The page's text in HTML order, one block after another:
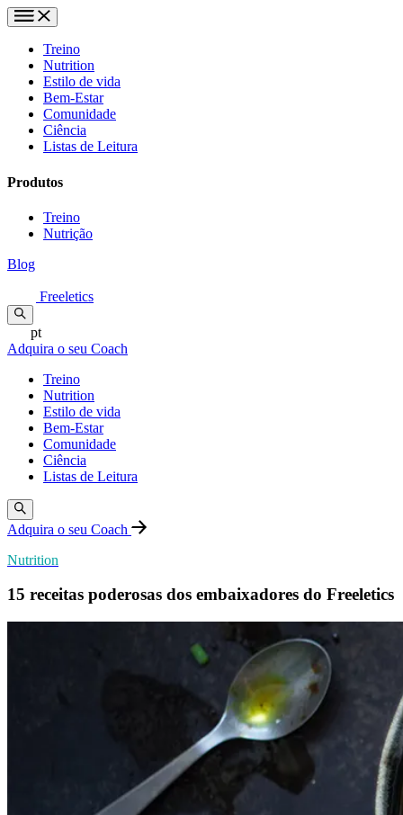
Treino
Nutrition
Estilo de vida
Bem-Estar
Comunidade
Ciência
Listas de Leitura
Produtos
Treino
Nutrição
Blog
Freeletics
pt
Adquira o seu Coach
Treino
Nutrition
Estilo de vida
Bem-Estar
Comunidade
Ciência
Listas de Leitura
Adquira o seu Coach
Nutrition
15 receitas poderosas dos embaixadores do Freeletics